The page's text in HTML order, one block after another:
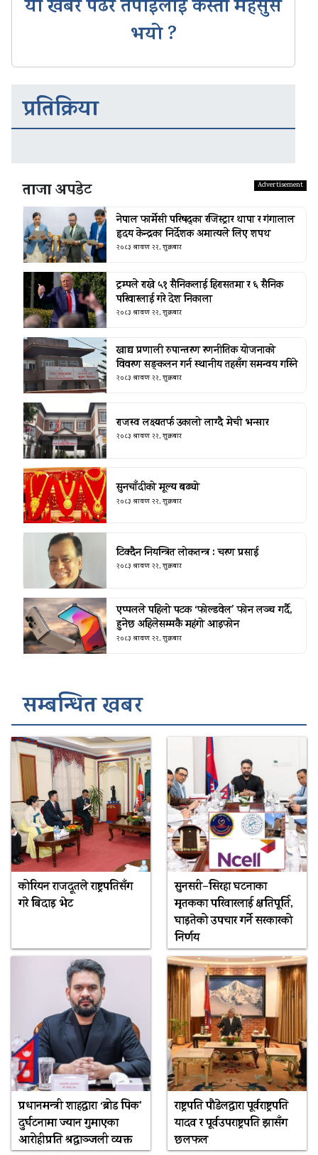
यो खबर पढेर तपाईलाई कस्तो महसुस
भयो ?
प्रतिक्रिया
ताजा अपडेट
नेपाल फार्मेसी परिषद्का रजिस्ट्रार थापा र गंगालाल
हृदय केन्द्रका निर्देशक अमात्यले लिए शपथ
२०८३ श्रावण २२, शुक्रबार
ट्रम्पले राखे ५१ सैनिकलाई हिरासतमा र ६ सैनिक
परिवारलाई गरे देश निकाला
२०८३ श्रावण २२, शुक्रबार
खाद्य प्रणाली रुपान्तरण रणनीतिक योजनाको
विवरण सङ्कलन गर्न स्थानीय तहसँग समन्वय गरिने
२०८३ श्रावण २२, शुक्रबार
राजस्व लक्ष्यतर्फ उकालो लाग्दै मेची भन्सार
२०८३ श्रावण २२, शुक्रबार
सुनचाँदीको मूल्य बढ्यो
२०८३ श्रावण २२, शुक्रबार
टिक्दैन नियन्त्रित लोकतन्त्र : चरण प्रसाई
२०८३ श्रावण २२, शुक्रबार
एप्पलले पहिलो पटक ‘फोल्डवेल’ फोन लञ्च गर्दै,
हुनेछ अहिलेसम्मकै महंगो आइफोन
२०८३ श्रावण २२, शुक्रबार
सम्बन्धित खबर
कोरियन राजदूतले राष्ट्रपतिसँग
गरे बिदाइ भेट
सुनसरी–सिरहा घटनाका
मृतकका परिवारलाई क्षतिपूर्ति,
घाइतेको उपचार गर्ने सरकारको
निर्णय
प्रधानमन्त्री शाहद्वारा ‘ब्रोड पिक’
दुर्घटनामा ज्यान गुमाएका
आरोहीप्रति श्रद्धाञ्जली व्यक्त
राष्ट्रपति पौडेलद्वारा पूर्वराष्ट्रपति
यादव र पूर्वउपराष्ट्रपति झासँग
छलफल